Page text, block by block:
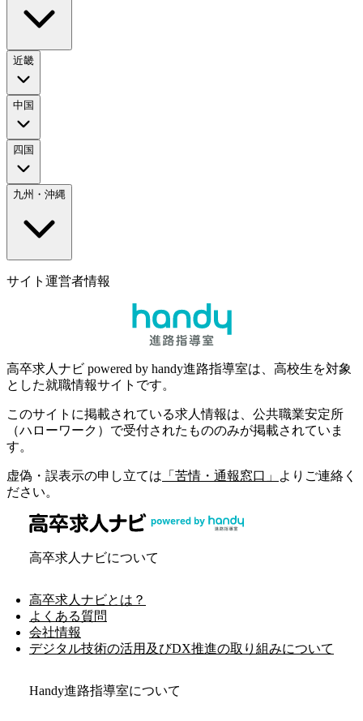
近畿
中国
四国
九州・沖縄
サイト運営者情報
高卒求人ナビ powered by handy進路指導室は、高校生を対象
とした就職情報サイトです。
このサイトに掲載されている求人情報は、公共職業安定所
（ハローワーク）で受付されたもののみが掲載されていま
す。
虚偽・誤表示の申し立ては 「苦情・通報窓口」
よりご連絡く
ださい。
高卒求人ナビについて
高卒求人ナビとは？
よくある質問
会社情報
デジタル技術の活用及びDX推進の取り組みについて
Handy進路指導室について